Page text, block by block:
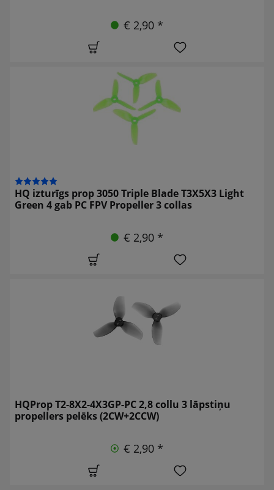
€ 2,90 *
HQ izturīgs prop 3050 Triple Blade T3X5X3 Light
Green 4 gab PC FPV Propeller 3 collas
€ 2,90 *
HQProp T2-8X2-4X3GP-PC 2,8 collu 3 lāpstiņu
propellers pelēks (2CW+2CCW)
€ 2,90 *